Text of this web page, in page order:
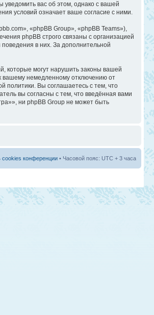
вас об этом, однако с вашей
условий означает ваше согласие с ними.
«phpBB Group», «phpBB Teams»),
phpBB строго связаны с организацией
в них. За дополнительной
которые могут нарушить законы вашей
вашему немедленному отключению от
политики. Вы соглашаетесь с тем, что
вы согласны с тем, что введённая вами
ни phpBB Group не может быть
cookies конференции • Часовой пояс: UTC + 3 часа